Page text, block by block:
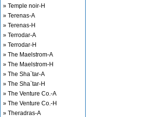
» Temple noir-H
» Terenas-A
» Terenas-H
» Terrodar-A
» Terrodar-H
» The Maelstrom-A
» The Maelstrom-H
» The Sha`tar-A
» The Sha`tar-H
» The Venture Co.-A
» The Venture Co.-H
» Theradras-A